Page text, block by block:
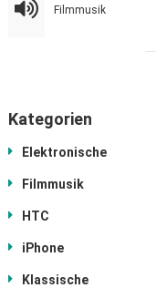
Filmmusik
Kategorien
Elektronische
Filmmusik
HTC
iPhone
Klassische